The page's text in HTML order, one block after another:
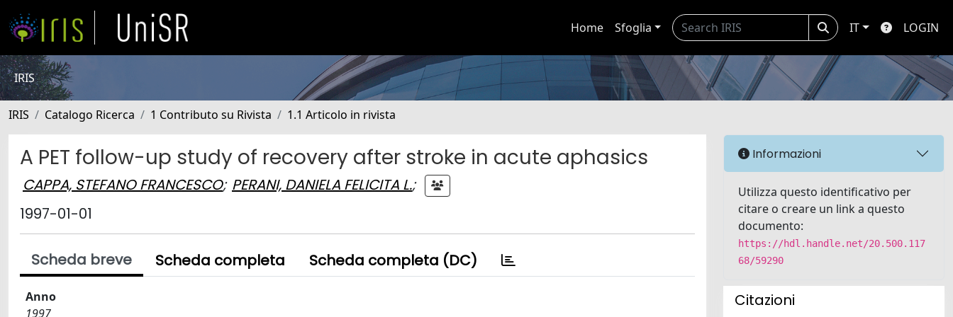
Home Sfoglia IT LOGIN
IRIS
IRIS Catalogo Ricerca 1 Contributo su Rivista 1.1 Articolo in rivista
A PET follow-up study of recovery after stroke in acute aphasics
CAPPA, STEFANO FRANCESCO; PERANI, DANIELA FELICITA L.;
1997-01-01
Scheda breve Scheda completa Scheda completa (DC)
Anno
1997
Informazioni
Utilizza questo identificativo per
citare o creare un link a questo
documento:
https://hdl.handle.net/20.500.117
68/59290
Citazioni